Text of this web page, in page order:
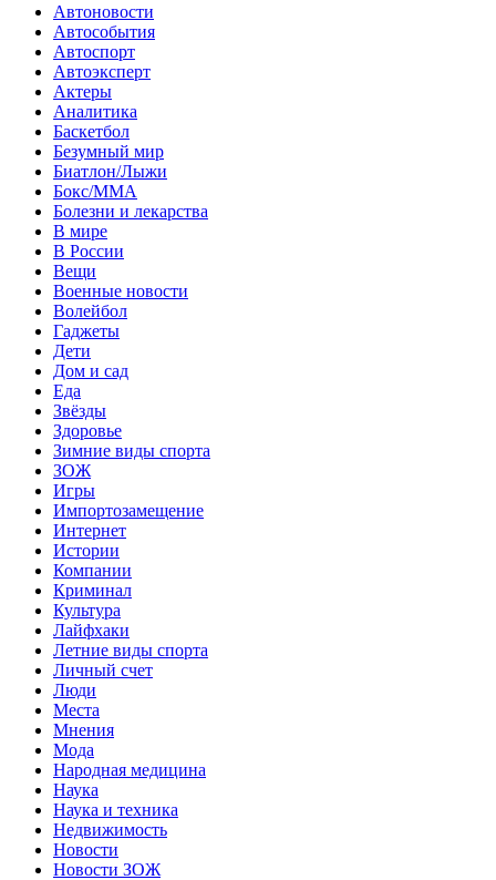
Автоновости
Автособытия
Автоспорт
Автоэксперт
Актеры
Аналитика
Баскетбол
Безумный мир
Биатлон/Лыжи
Бокс/MMA
Болезни и лекарства
В мире
В России
Вещи
Военные новости
Волейбол
Гаджеты
Дети
Дом и сад
Еда
Звёзды
Здоровье
Зимние виды спорта
ЗОЖ
Игры
Импортозамещение
Интернет
Истории
Компании
Криминал
Культура
Лайфхаки
Летние виды спорта
Личный счет
Люди
Места
Мнения
Мода
Народная медицина
Наука
Наука и техника
Недвижимость
Новости
Новости ЗОЖ